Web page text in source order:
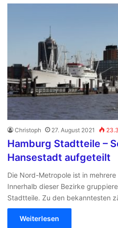
Christoph 27. August 2021
Hamburg Stadtteile –
Hansestadt aufgeteilt
Die Nord-Metropole ist in
Innerhalb dieser Bezirke
Stadtteile. Zu den bekanntesten
Weiterlesen